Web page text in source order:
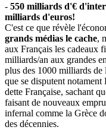
- 550 milliards d'€
milliards d'euros!
C'est ce que révèle
grands médias le cache,
aux Français les cadeaux
milliards/an aux grandes
plus des 1000 milliards de
que se disputent
dette Française, sachant
faisant de nouveaux
infernal comme la Grèce
des décennies.